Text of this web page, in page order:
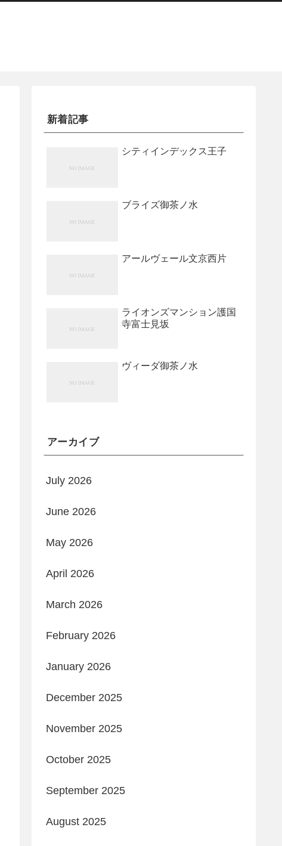
新着記事
シティインデックス王子
ブライズ御茶ノ水
アールヴェール文京西片
ライオンズマンション護国
寺富士見坂
ヴィーダ御茶ノ水
アーカイブ
July 2026
June 2026
May 2026
April 2026
March 2026
February 2026
January 2026
December 2025
November 2025
October 2025
September 2025
August 2025